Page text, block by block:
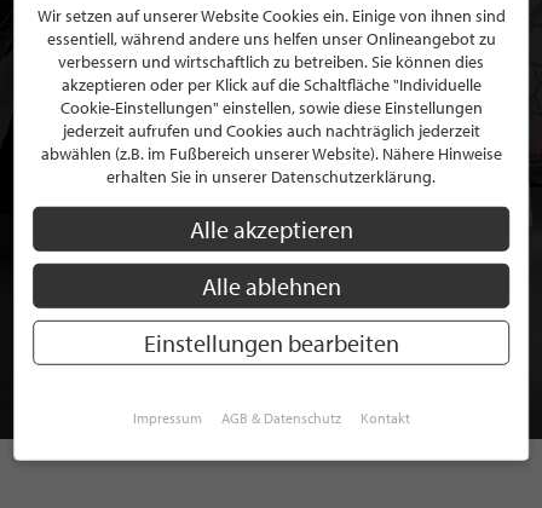
BEWERBEN SIE SICH FÜR EINE GRATIS
MITGLIEDSCHAFT BEI STILPUNKTE®
Wir setzen auf unserer Website Cookies ein. Einige von ihnen sind
essentiell, während andere uns helfen unser Onlineangebot zu
verbessern und wirtschaftlich zu betreiben. Sie können dies
akzeptieren oder per Klick auf die Schaltfläche "Individuelle
Cookie-Einstellungen" einstellen, sowie diese Einstellungen
jederzeit aufrufen und Cookies auch nachträglich jederzeit
abwählen (z.B. im Fußbereich unserer Website). Nähere Hinweise
erhalten Sie in unserer Datenschutzerklärung.
Alle akzeptieren
Alle ablehnen
Einstellungen bearbeiten
Impressum AGB & Datenschutz Kontakt